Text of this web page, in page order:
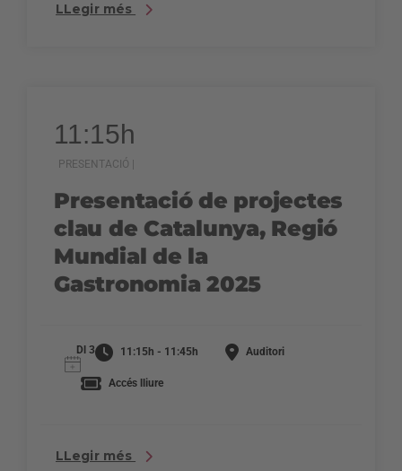
LLegir més
11:15h
PRESENTACIÓ |
Presentació de projectes
clau de Catalunya, Regió
Mundial de la
Gastronomia 2025
Dl 3 11:15h - 11:45h Auditori
Accés lliure
LLegir més